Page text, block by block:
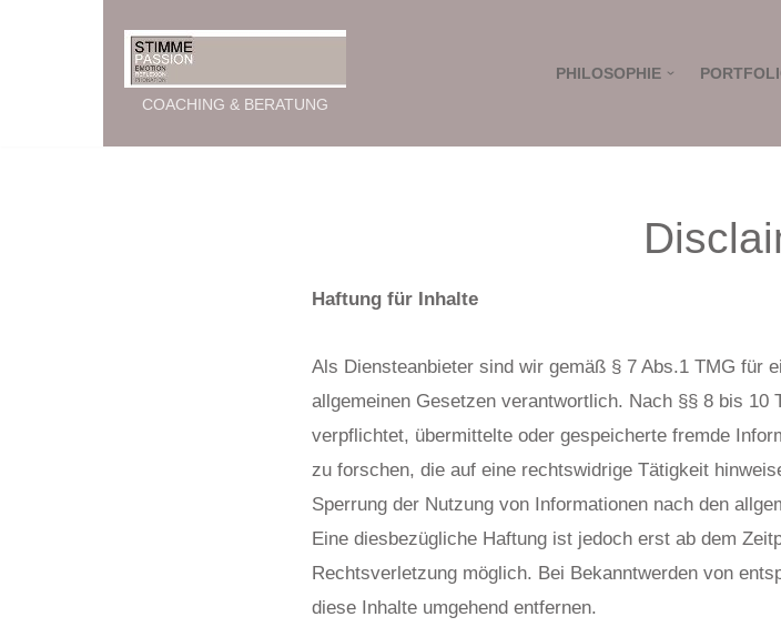
COACHING & BERATUNG
PHILOSOPHIE
Haftung für Inhalte
Als Diensteanbieter sind wir gemäß § 7 Abs.1 TMG für
allgemeinen Gesetzen verantwortlich. Nach §§ 8 bis
verpflichtet, übermittelte oder gespeicherte fremde
zu forschen, die auf eine rechtswidrige Tätigkeit
Sperrung der Nutzung von Informationen nach den
Eine diesbezügliche Haftung ist jedoch erst ab dem
Rechtsverletzung möglich. Bei Bekanntwerden von
diese Inhalte umgehend entfernen.